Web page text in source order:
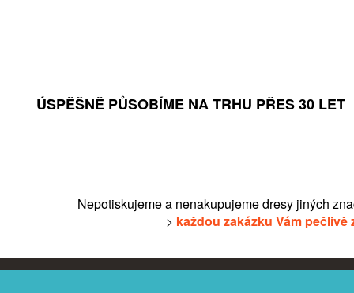
ÚSPĚŠNĚ PŮSOBÍME NA TRHU PŘES 30 LET
Nepotiskujeme a nenakupujeme dresy jiných
> každou zakázku Vám